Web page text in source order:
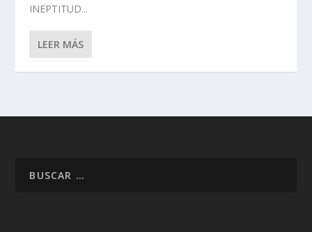
INEPTITUD...
LEER MÁS